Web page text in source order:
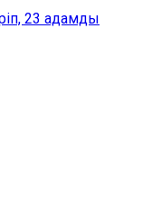
23 адамды